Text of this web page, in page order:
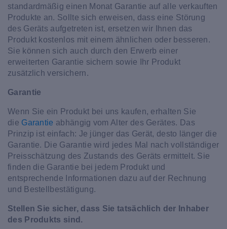
standardmäßig einen Monat Garantie auf alle verkauften
Produkte an. Sollte sich erweisen, dass eine Störung
des Geräts aufgetreten ist, ersetzen wir Ihnen das
Produkt kostenlos mit einem ähnlichen oder besseren.
Sie können sich auch durch den Erwerb einer
erweiterten Garantie sichern sowie Ihr Produkt
zusätzlich versichern.
Garantie
Wenn Sie ein Produkt bei uns kaufen, erhalten Sie
die Garantie abhängig vom Alter des Gerätes. Das
Prinzip ist einfach: Je jünger das Gerät, desto länger die
Garantie. Die Garantie wird jedes Mal nach vollständiger
Preisschätzung des Zustands des Geräts ermittelt. Sie
finden die Garantie bei jedem Produkt und
entsprechende Informationen dazu auf der Rechnung
und Bestellbestätigung.
Stellen Sie sicher, dass Sie tatsächlich der Inhaber
des Produkts sind.